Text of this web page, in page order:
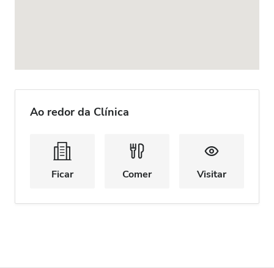
Ao redor da Clínica
Ficar Comer Visitar